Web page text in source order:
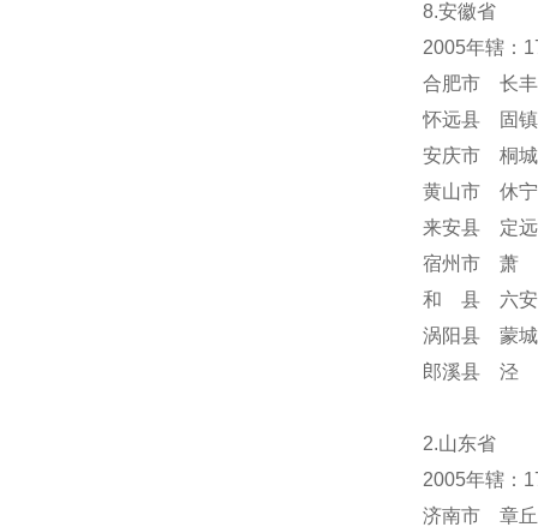
8.安徽省
2005年辖：
合肥市 长
怀远县 固
安庆市 桐
黄山市 休
来安县 定
宿州市 萧
和 县 六
涡阳县 蒙
郎溪县 泾
2.山东省
2005年辖：
济南市 章